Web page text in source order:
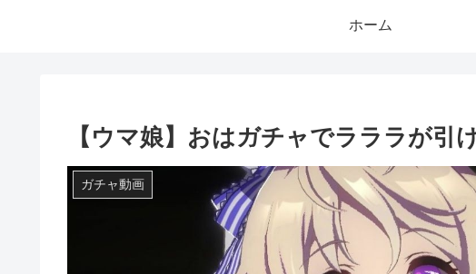
ホーム
【ウマ娘】おはガチャでラララが引
ガチャ動画